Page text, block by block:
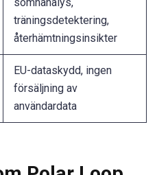
sömnanalys,
träningsdetektering,
återhämtningsinsikter
EU-dataskydd, ingen
försäljning av
användardata